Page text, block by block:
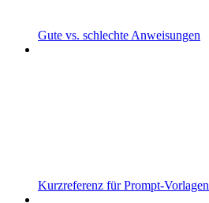
Gute vs. schlechte Anweisungen
Kurzreferenz für Prompt-Vorlagen